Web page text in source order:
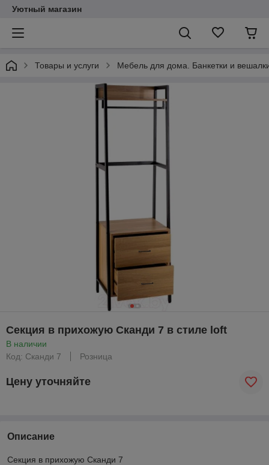
Уютный магазин
Товары и услуги Мебель для дома. Банкетки и
Секция в прихожую Сканди 7 в стиле loft
В наличии
Код: Сканди 7
Розница
Цену уточняйте
Описание
Секция в прихожую Сканди 7